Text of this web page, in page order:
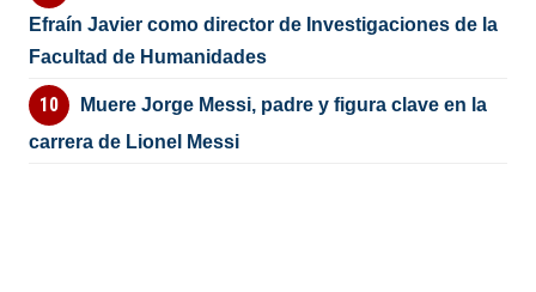
Efraín Javier como director de Investigaciones de la
Facultad de Humanidades
Muere Jorge Messi, padre y figura clave en la
carrera de Lionel Messi